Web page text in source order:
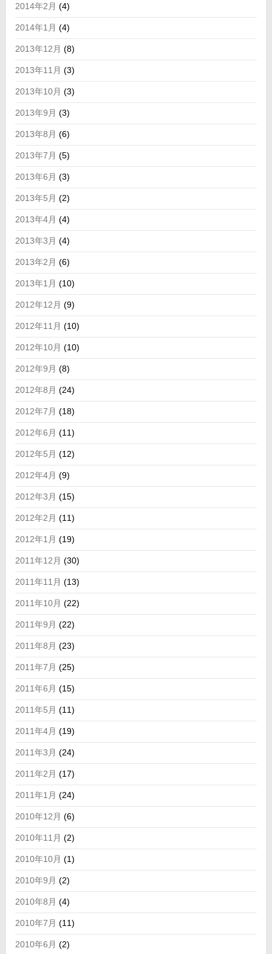
2014年2月 (4)
2014年1月 (4)
2013年12月 (8)
2013年11月 (3)
2013年10月 (3)
2013年9月 (3)
2013年8月 (6)
2013年7月 (5)
2013年6月 (3)
2013年5月 (2)
2013年4月 (4)
2013年3月 (4)
2013年2月 (6)
2013年1月 (10)
2012年12月 (9)
2012年11月 (10)
2012年10月 (10)
2012年9月 (8)
2012年8月 (24)
2012年7月 (18)
2012年6月 (11)
2012年5月 (12)
2012年4月 (9)
2012年3月 (15)
2012年2月 (11)
2012年1月 (19)
2011年12月 (30)
2011年11月 (13)
2011年10月 (22)
2011年9月 (22)
2011年8月 (23)
2011年7月 (25)
2011年6月 (15)
2011年5月 (11)
2011年4月 (19)
2011年3月 (24)
2011年2月 (17)
2011年1月 (24)
2010年12月 (6)
2010年11月 (2)
2010年10月 (1)
2010年9月 (2)
2010年8月 (4)
2010年7月 (11)
2010年6月 (2)